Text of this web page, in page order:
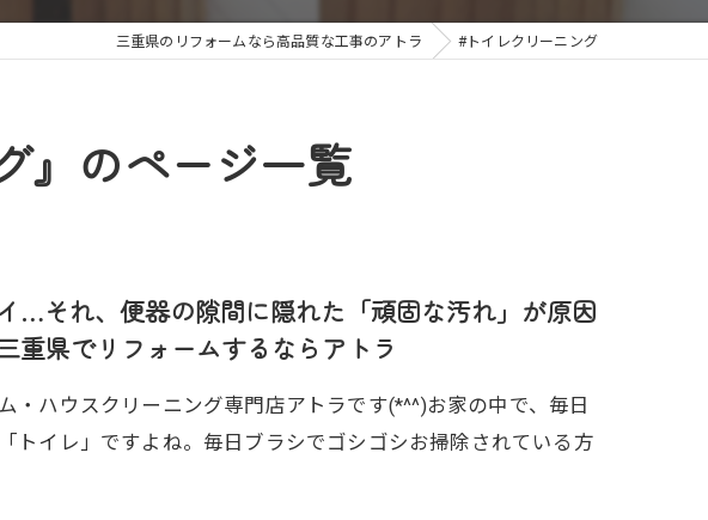
三重県のリフォームなら高品質な工事のアトラ #トイレクリーニング
』のページ一覧
…それ、便器の隙間に隠れた「頑固な汚れ」が原因
重県でリフォームするならアトラ
・ハウスクリーニング専門店アトラです(*^^)お家の中で、毎日
トイレ」ですよね。毎日ブラシでゴシゴシお掃除されている方